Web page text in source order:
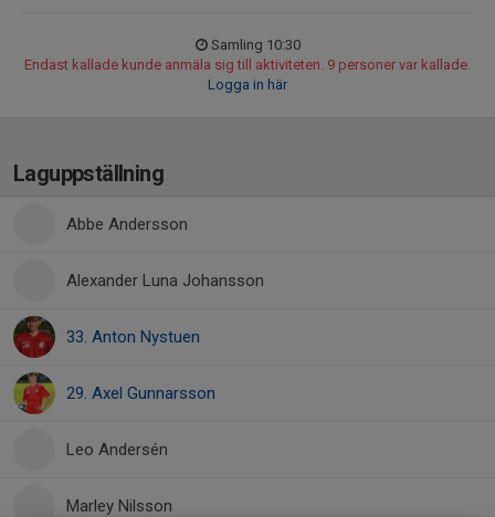
Samling 10:30
Endast kallade kunde anmäla sig till aktiviteten. 9 personer var kallade.
Logga in här
Laguppställning
Abbe Andersson
Alexander Luna Johansson
33. Anton Nystuen
29. Axel Gunnarsson
Leo Andersén
Marley Nilsson